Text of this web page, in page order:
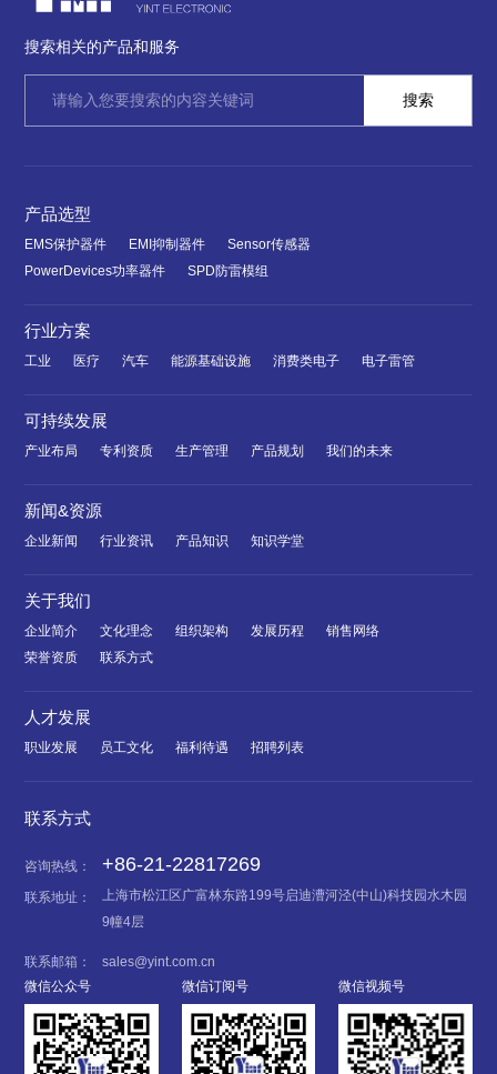
搜索相关的产品和服务
产品选型
EMS保护器件 EMI抑制器件
Sensor传感器
PowerDevices功率器件
SPD防雷模组
行业方案
工业 医疗 汽车 能源基础设施 消费类电子 电子雷管
可持续发展
产业布局 专利资质 生产管理 产品规划 我们的未来
新闻&资源
企业新闻 行业资讯 产品知识 知识学堂
关于我们
企业简介 文化理念 组织架构 发展历程
销售网络
荣誉资质
联系方式
人才发展
职业发展 员工文化 福利待遇 招聘列表
联系方式
咨询热线： +86-21-22817269
联系地址：
上海市松江区广富林东路199号启迪漕河泾(中山)科技园水木园
9幢4层
联系邮箱：
sales@yint.com.cn
微信公众号
微信订阅号 微信视频号